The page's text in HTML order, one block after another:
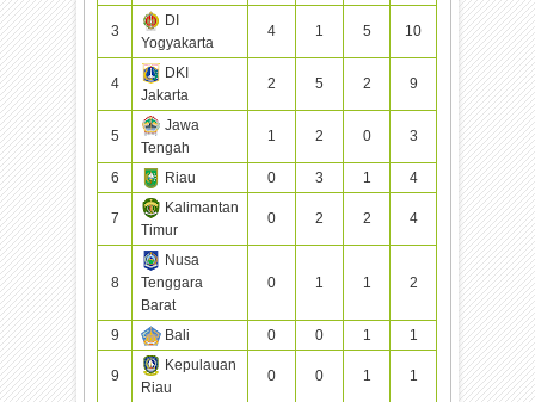
3
DI
Yogyakarta
4 1 5 10
4
DKI
Jakarta
2 5 2 9
5
Jawa
Tengah
1 2 0 3
6 Riau 0 3 1 4
7
Kalimantan
Timur
0 2 2 4
8
Nusa
Tenggara
Barat
0 1 1 2
9 Bali 0 0 1 1
9
Kepulauan
Riau
0 0 1 1